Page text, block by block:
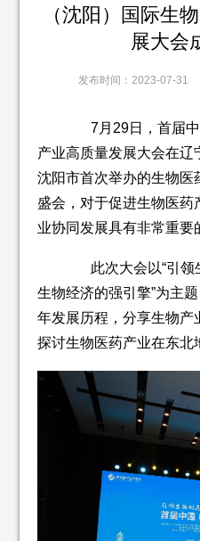
（沈阳）国际生
展大会
发布时间：2023-07-31
7月29日，首届中
产业高质量发展大会在辽
沈阳市首次举办的生物医
盛会，对于促进生物医
业协同发展具有非常重要
此次大会以“引领
生物经济的强引擎”为主
年发展历程，分享生物产
探讨生物医药产业在东北